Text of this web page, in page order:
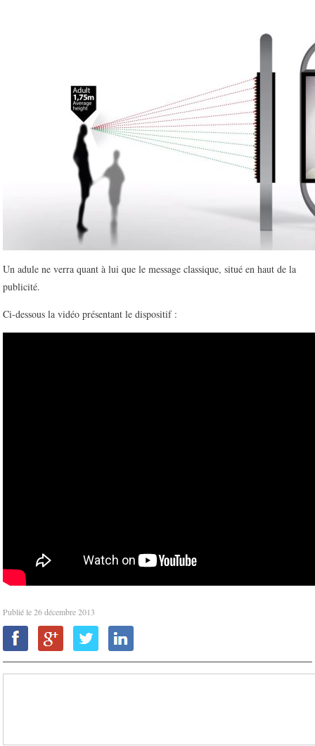
Un adule ne verra quant à lui que le message classique, situé en haut de la
publicité.
Ci-dessous la vidéo présentant le dispositif :
Publié le26 décembre 2013